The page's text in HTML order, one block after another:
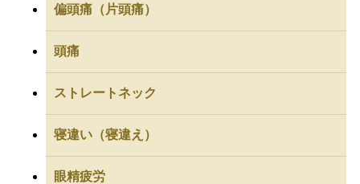
偏頭痛（片頭痛）
頭痛
ストレートネック
寝違い（寝違え）
眼精疲労